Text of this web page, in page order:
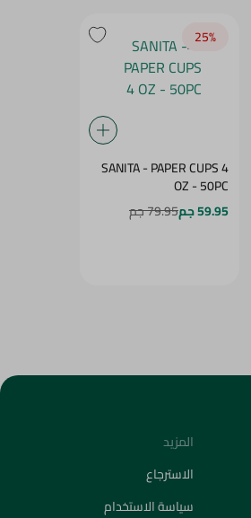
25‎%‎
SANITA - PAPER CUPS 4
OZ - 50PC
59.95 جم
79.95 جم
المزيد
الاسترجاع
سياسة الاستخدام